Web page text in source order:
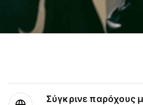
Σύγκρινε παρόχους